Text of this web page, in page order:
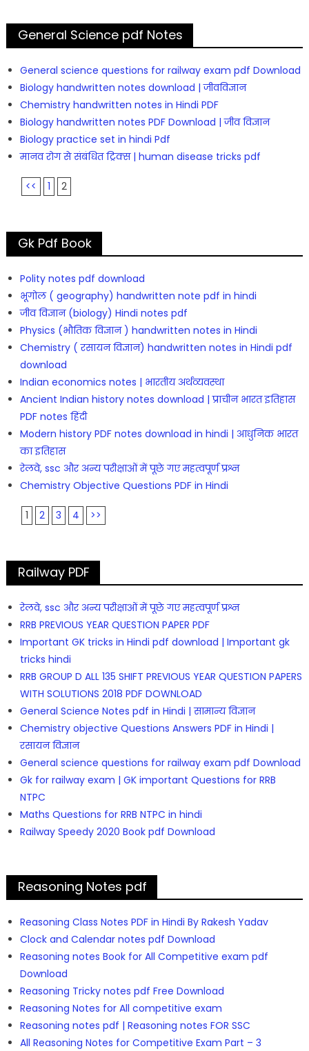
General Science pdf Notes
General science questions for railway exam pdf Download
Biology handwritten notes download | जीवविज्ञान
Chemistry handwritten notes in Hindi PDF
Biology handwritten notes PDF Download | जीव विज्ञान
Biology practice set in hindi Pdf
मानव रोग से संबंधित ट्रिक्स | human disease tricks pdf
<< 1 2
Gk Pdf Book
Polity notes pdf download
भूगोल ( geography) handwritten note pdf in hindi
जीव विज्ञान (biology) Hindi notes pdf
Physics (भौतिक विज्ञान ) handwritten notes in Hindi
Chemistry ( रसायन विज्ञान) handwritten notes in Hindi pdf
download
Indian economics notes | भारतीय अर्थव्यवस्था
Ancient Indian history notes download | प्राचीन भारत इतिहास
PDF notes हिंदी
Modern history PDF notes download in hindi | आधुनिक भारत
का इतिहास
रेलवे, ssc और अन्य परीक्षाओं में पूछे गए महत्वपूर्ण प्रश्न
Chemistry Objective Questions PDF in Hindi
1 2 3 4 >>
Railway PDF
रेलवे, ssc और अन्य परीक्षाओं में पूछे गए महत्वपूर्ण प्रश्न
RRB PREVIOUS YEAR QUESTION PAPER PDF
Important GK tricks in Hindi pdf download | Important gk
tricks hindi
RRB GROUP D ALL 135 SHIFT PREVIOUS YEAR QUESTION PAPERS
WITH SOLUTIONS 2018 PDF DOWNLOAD
General Science Notes pdf in Hindi | सामान्य विज्ञान
Chemistry objective Questions Answers PDF in Hindi |
रसायन विज्ञान
General science questions for railway exam pdf Download
Gk for railway exam | GK important Questions for RRB
NTPC
Maths Questions for RRB NTPC in hindi
Railway Speedy 2020 Book pdf Download
Reasoning Notes pdf
Reasoning Class Notes PDF in Hindi By Rakesh Yadav
Clock and Calendar notes pdf Download
Reasoning notes Book for All Competitive exam pdf
Download
Reasoning Tricky notes pdf Free Download
Reasoning Notes for All competitive exam
Reasoning notes pdf | Reasoning notes FOR SSC
All Reasoning Notes for Competitive Exam Part – 3